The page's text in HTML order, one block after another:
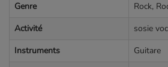
Genre
Rock,
Activité
sosie
Instruments
Guitare